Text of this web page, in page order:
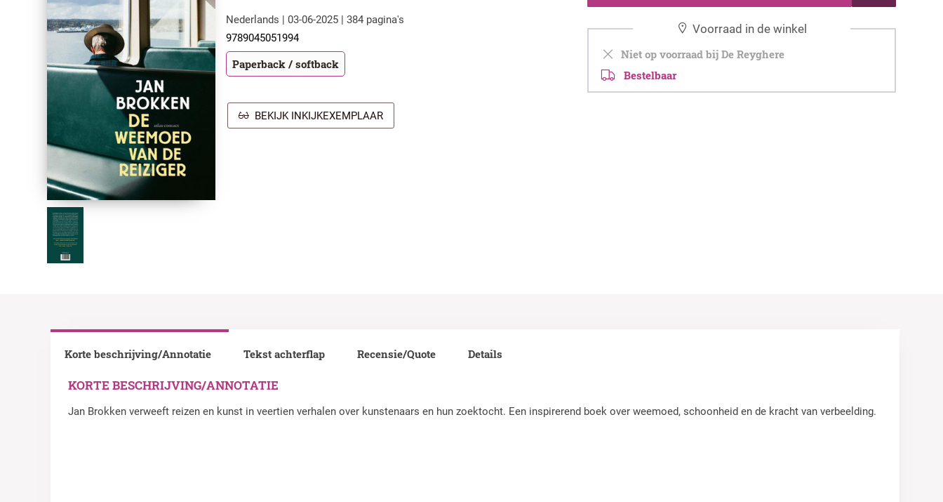
Nederlands | 03-06-2025 | 384 pagina's
9789045051994
Paperback / softback
BEKIJK INKIJKEXEMPLAAR
Voorraad in de winkel
Niet op voorraad bij De Reyghere
Bestelbaar
Korte beschrijving/Annotatie
KORTE BESCHRIJVING/ANNOTATIE
Jan Brokken verweeft reizen en kunst in veertien verhalen over kunstenaars en hun zoektocht. Een inspirerend boek over weemoed, schoonheid en de kracht van verbeelding.
Tekst achterflap Recensie/Quote Details